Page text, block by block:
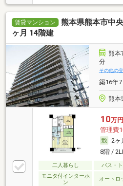
賃貸マンション
熊本県熊本市中
ヶ月 14階建
熊本
分
その他の
築16年
熊本
10万円
管理費
2ヶ
8階 /
二人暮らし バス・
モニタ付インターホ
ン
オートロ